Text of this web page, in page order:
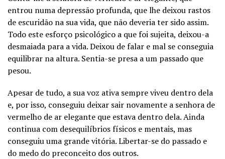
entrou numa depressão profunda, que lhe deixou rastos
de escuridão na sua vida, que não deveria ter sido assim.
Todo este esforço psicológico a que foi sujeita, deixou-a
desmaiada para a vida. Deixou de falar e mal se conseguia
equilibrar na altura. Sentia-se presa a um passado que
pesou.
Apesar de tudo, a sua voz ativa sempre viveu dentro dela
e, por isso, conseguiu deixar sair novamente a senhora de
vermelho de ar elegante que estava dentro dela. Ainda
continua com desequilíbrios físicos e mentais, mas
conseguiu uma grande vitória. Libertar-se do passado e
do medo do preconceito dos outros.